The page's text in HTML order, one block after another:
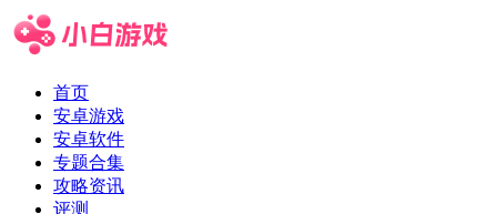
首页
安卓游戏
安卓软件
专题合集
攻略资讯
评测